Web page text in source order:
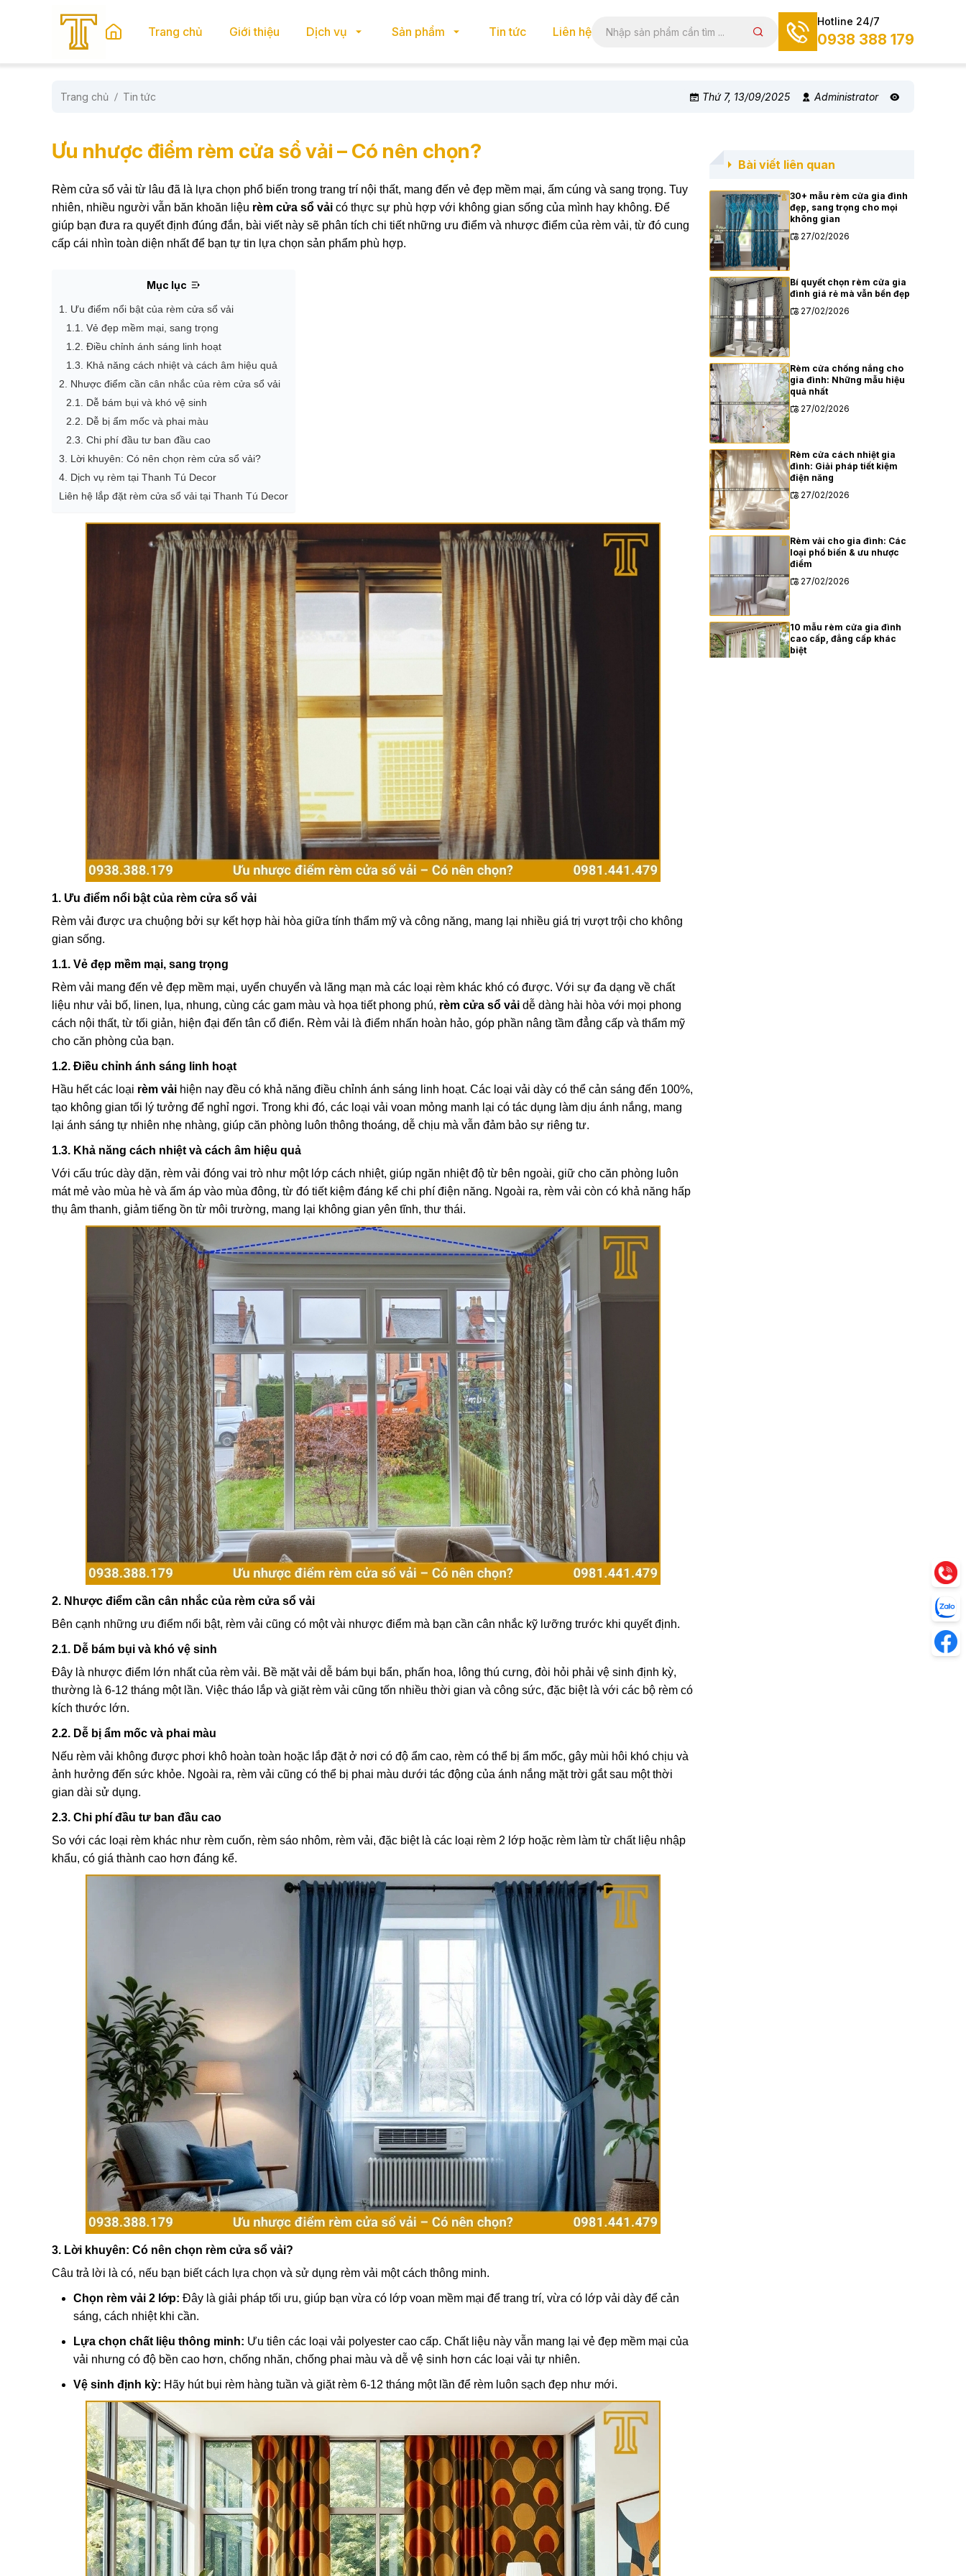
Trang chủ Giới thiệu Dịch vụ Sản phẩm Tin tức Liên hệ
Hotline 24/7
0938 388 179
Trang chủ Tin tức Thứ 7, 13/09/2025 Administrator
Ưu nhược điểm rèm cửa sổ vải – Có nên chọn?
Rèm cửa sổ vải từ lâu đã là lựa chọn phổ biến trong trang trí nội thất, mang đến vẻ đẹp mềm mại, ấm cúng và sang trọng. Tuy
nhiên, nhiều người vẫn băn khoăn liệu rèm cửa sổ vải có thực sự phù hợp với không gian sống của mình hay không. Để
giúp bạn đưa ra quyết định đúng đắn, bài viết này sẽ phân tích chi tiết những ưu điểm và nhược điểm của rèm vải, từ đó cung
cấp cái nhìn toàn diện nhất để bạn tự tin lựa chọn sản phẩm phù hợp.
Mục lục
1. Ưu điểm nổi bật của rèm cửa sổ vải
1.1. Vẻ đẹp mềm mại, sang trọng
1.2. Điều chỉnh ánh sáng linh hoạt
1.3. Khả năng cách nhiệt và cách âm hiệu quả
2. Nhược điểm cần cân nhắc của rèm cửa sổ vải
2.1. Dễ bám bụi và khó vệ sinh
2.2. Dễ bị ẩm mốc và phai màu
2.3. Chi phí đầu tư ban đầu cao
3. Lời khuyên: Có nên chọn rèm cửa sổ vải?
4. Dịch vụ rèm tại Thanh Tú Decor
Liên hệ lắp đặt rèm cửa sổ vải tại Thanh Tú Decor
1. Ưu điểm nổi bật của rèm cửa sổ vải
Rèm vải được ưa chuộng bởi sự kết hợp hài hòa giữa tính thẩm mỹ và công năng, mang lại nhiều giá trị vượt trội cho không
gian sống.
1.1. Vẻ đẹp mềm mại, sang trọng
Rèm vải mang đến vẻ đẹp mềm mại, uyển chuyển và lãng mạn mà các loại rèm khác khó có được. Với sự đa dạng về chất
liệu như vải bố, linen, lụa, nhung, cùng các gam màu và họa tiết phong phú, rèm cửa sổ vải dễ dàng hài hòa với mọi phong
cách nội thất, từ tối giản, hiện đại đến tân cổ điển. Rèm vải là điểm nhấn hoàn hảo, góp phần nâng tầm đẳng cấp và thẩm mỹ
cho căn phòng của bạn.
1.2. Điều chỉnh ánh sáng linh hoạt
Hầu hết các loại rèm vải hiện nay đều có khả năng điều chỉnh ánh sáng linh hoạt. Các loại vải dày có thể cản sáng đến 100%,
tạo không gian tối lý tưởng để nghỉ ngơi. Trong khi đó, các loại vải voan mỏng manh lại có tác dụng làm dịu ánh nắng, mang
lại ánh sáng tự nhiên nhẹ nhàng, giúp căn phòng luôn thông thoáng, dễ chịu mà vẫn đảm bảo sự riêng tư.
1.3. Khả năng cách nhiệt và cách âm hiệu quả
Với cấu trúc dày dặn, rèm vải đóng vai trò như một lớp cách nhiệt, giúp ngăn nhiệt độ từ bên ngoài, giữ cho căn phòng luôn
mát mẻ vào mùa hè và ấm áp vào mùa đông, từ đó tiết kiệm đáng kể chi phí điện năng. Ngoài ra, rèm vải còn có khả năng hấp
thụ âm thanh, giảm tiếng ồn từ môi trường, mang lại không gian yên tĩnh, thư thái.
2. Nhược điểm cần cân nhắc của rèm cửa sổ vải
Bên cạnh những ưu điểm nổi bật, rèm vải cũng có một vài nhược điểm mà bạn cần cân nhắc kỹ lưỡng trước khi quyết định.
2.1. Dễ bám bụi và khó vệ sinh
Đây là nhược điểm lớn nhất của rèm vải. Bề mặt vải dễ bám bụi bẩn, phấn hoa, lông thú cưng, đòi hỏi phải vệ sinh định kỳ,
thường là 6-12 tháng một lần. Việc tháo lắp và giặt rèm vải cũng tốn nhiều thời gian và công sức, đặc biệt là với các bộ rèm có
kích thước lớn.
2.2. Dễ bị ẩm mốc và phai màu
Nếu rèm vải không được phơi khô hoàn toàn hoặc lắp đặt ở nơi có độ ẩm cao, rèm có thể bị ẩm mốc, gây mùi hôi khó chịu và
ảnh hưởng đến sức khỏe. Ngoài ra, rèm vải cũng có thể bị phai màu dưới tác động của ánh nắng mặt trời gắt sau một thời
gian dài sử dụng.
2.3. Chi phí đầu tư ban đầu cao
So với các loại rèm khác như rèm cuốn, rèm sáo nhôm, rèm vải, đặc biệt là các loại rèm 2 lớp hoặc rèm làm từ chất liệu nhập
khẩu, có giá thành cao hơn đáng kể.
3. Lời khuyên: Có nên chọn rèm cửa sổ vải?
Câu trả lời là có, nếu bạn biết cách lựa chọn và sử dụng rèm vải một cách thông minh.
Chọn rèm vải 2 lớp: Đây là giải pháp tối ưu, giúp bạn vừa có lớp voan mềm mại để trang trí, vừa có lớp vải dày để cản
sáng, cách nhiệt khi cần.
Lựa chọn chất liệu thông minh: Ưu tiên các loại vải polyester cao cấp. Chất liệu này vẫn mang lại vẻ đẹp mềm mại của
vải nhưng có độ bền cao hơn, chống nhăn, chống phai màu và dễ vệ sinh hơn các loại vải tự nhiên.
Vệ sinh định kỳ: Hãy hút bụi rèm hàng tuần và giặt rèm 6-12 tháng một lần để rèm luôn sạch đẹp như mới.
Bài viết liên quan
30+ mẫu rèm cửa gia đình
đẹp, sang trọng cho mọi
không gian
27/02/2026
Bí quyết chọn rèm cửa gia
đình giá rẻ mà vẫn bền đẹp
27/02/2026
Rèm cửa chống nắng cho
gia đình: Những mẫu hiệu
quả nhất
27/02/2026
Rèm cửa cách nhiệt gia
đình: Giải pháp tiết kiệm
điện năng
27/02/2026
Rèm vải cho gia đình: Các
loại phổ biến & ưu nhược
điểm
27/02/2026
10 mẫu rèm cửa gia đình
cao cấp, đẳng cấp khác
biệt